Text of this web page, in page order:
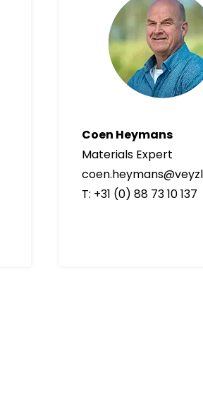
Coen Heymans
Materials Expert
T: +31 (0) 88 73 10 137